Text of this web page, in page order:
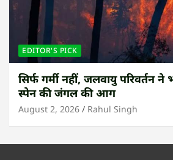
EDITOR'S PICK
सिर्फ गर्मी नहीं, जलवायु परिवर्तन
स्पेन की जंगल की आग
August 2, 2026 Rahul Singh